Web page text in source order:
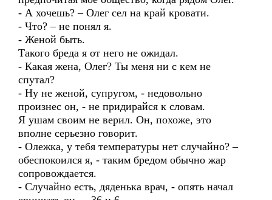
- А хочешь? – Олег сел на край кровати.
- Что? – не понял я.
- Женой быть.
Такого бреда я от него не ожидал.
- Какая жена, Олег? Ты меня ни с кем не
спутал?
- Ну не женой, супругом, - недовольно
произнес он, - не придирайся к словам.
Я ушам своим не верил. Он, похоже, это
вполне серьезно говорит.
- Олежка, у тебя температуры нет случайно? –
обеспокоился я, - таким бредом обычно жар
сопровождается.
- Случайно есть, дяденька врач, - опять начал